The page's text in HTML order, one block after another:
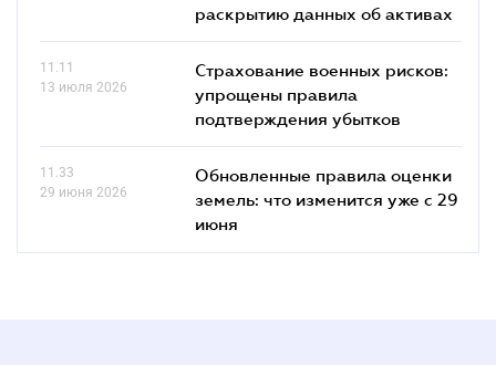
раскрытию данных об активах
11.11
13 июля 2026
Страхование военных рисков:
упрощены правила
подтверждения убытков
11.33
29 июня 2026
Обновленные правила оценки
земель: что изменится уже с 29
июня